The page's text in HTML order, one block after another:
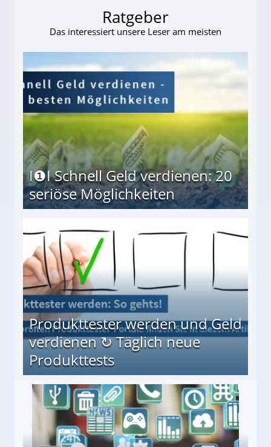
Ratgeber
Das interessiert unsere Leser am meisten
I❶I Schnell Geld verdienen: 20
seriöse Möglichkeiten
Produkttester werden und Geld
verdienen ↻ Täglich neue
Produkttests
↻ Täglich neue Produkttests